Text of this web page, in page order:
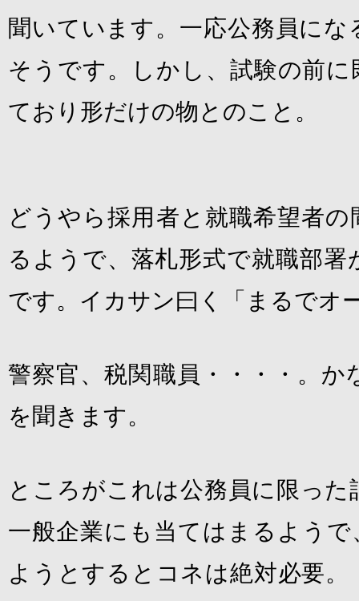
聞いています。一応公務員に
そうです。しかし、試験の前
ており形だけの物とのこと。
どうやら採用者と就職希望者
るようで、落札形式で就職部
です。イカサン曰く「まるでオ
警察官、税関職員・・・・。
を聞きます。
ところがこれは公務員に限っ
一般企業にも当てはまるよう
ようとするとコネは絶対必要